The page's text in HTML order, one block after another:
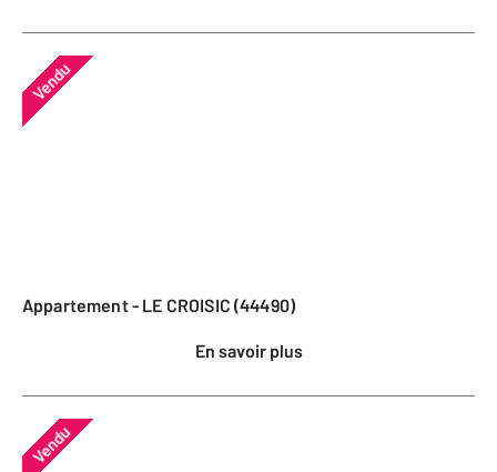
Vendu
Appartement - LE CROISIC (44490)
En savoir plus
Vendu